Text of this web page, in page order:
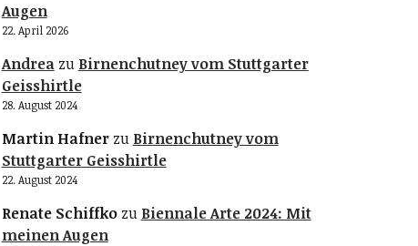
Augen
22. April 2026
Andreazu Birnenchutney vom Stuttgarter
Geisshirtle
28. August 2024
Martin Hafnerzu Birnenchutney vom
Stuttgarter Geisshirtle
22. August 2024
Renate Schiffkozu Biennale Arte 2024: Mit
meinen Augen